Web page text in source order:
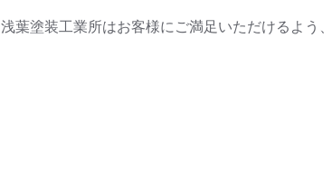
浅葉塗装工業所はお客様にご満足いただけるよう